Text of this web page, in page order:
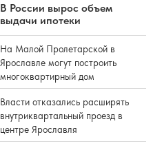
В России вырос объем
выдачи ипотеки
На Малой Пролетарской в
Ярославле могут построить
многоквартирный дом
Власти отказались расширять
внутриквартальный проезд в
центре Ярославля